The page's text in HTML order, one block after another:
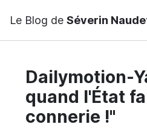
Le Blog de Séverin
Dailymotion-
quand l'État
connerie !"